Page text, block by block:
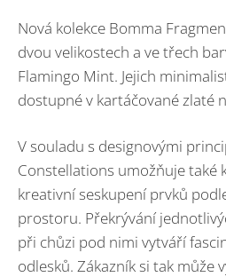
Nová kolekce Bomma
dvou velikostech a ve třech
Flamingo Mint. Jejich
dostupné v kartáčované zlaté
V souladu s designovými
Constellations umožňuje také
kreativní seskupení prvků
prostoru. Překrývání
při chůzi pod nimi vytváří
odlesků. Zákazník si tak může